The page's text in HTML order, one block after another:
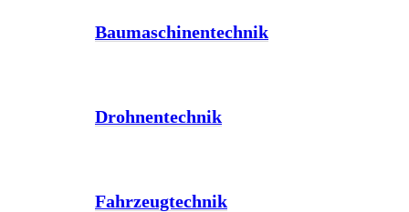
Baumaschinentechnik
Drohnentechnik
Fahrzeugtechnik